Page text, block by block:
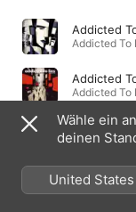
Addicted
Addicted To
Exit Music
Exit Music
Wähle ein
deinen
United States